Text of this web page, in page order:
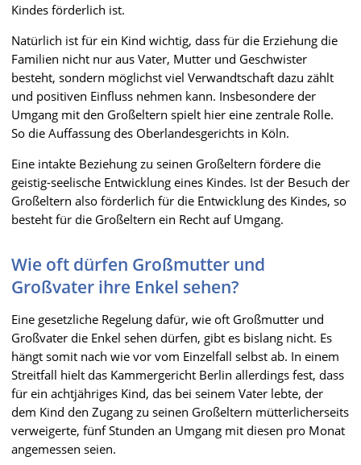
Kindes förderlich ist.
Natürlich ist für ein Kind wichtig, dass für die Erziehung die
Familien nicht nur aus Vater, Mutter und Geschwister
besteht, sondern möglichst viel Verwandtschaft dazu zählt
und positiven Einfluss nehmen kann. Insbesondere der
Umgang mit den Großeltern spielt hier eine zentrale Rolle.
So die Auffassung des Oberlandesgerichts in Köln.
Eine intakte Beziehung zu seinen Großeltern fördere die
geistig-seelische Entwicklung eines Kindes. Ist der Besuch der
Großeltern also förderlich für die Entwicklung des Kindes, so
besteht für die Großeltern ein Recht auf Umgang.
Wie oft dürfen Großmutter und
Großvater ihre Enkel sehen?
Eine gesetzliche Regelung dafür, wie oft Großmutter und
Großvater die Enkel sehen dürfen, gibt es bislang nicht. Es
hängt somit nach wie vor vom Einzelfall selbst ab. In einem
Streitfall hielt das Kammergericht Berlin allerdings fest, dass
für ein achtjähriges Kind, das bei seinem Vater lebte, der
dem Kind den Zugang zu seinen Großeltern mütterlicherseits
verweigerte, fünf Stunden an Umgang mit diesen pro Monat
angemessen seien.